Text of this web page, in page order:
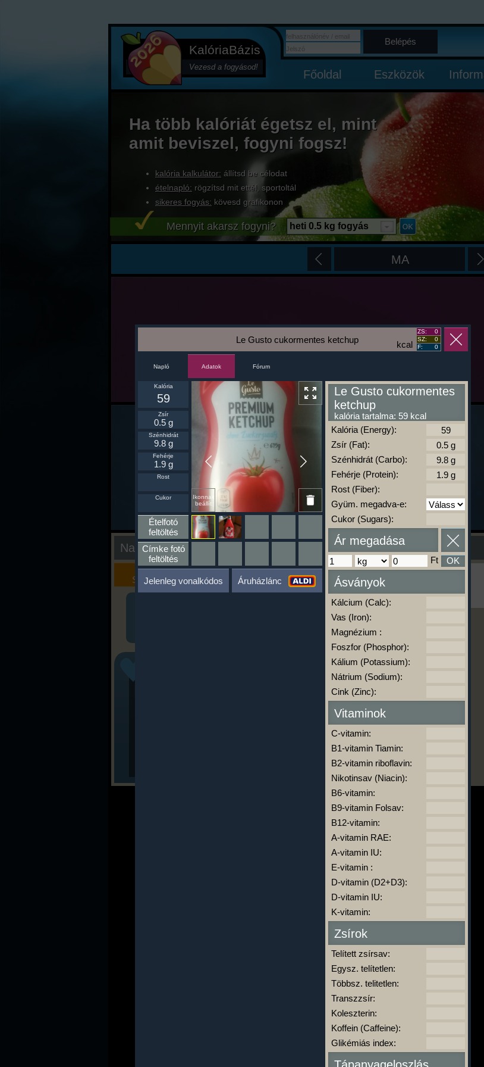
KalóriaBázis
Vezesd a fogyásod!
Belépés
Főoldal Eszközök
Ha több kalóriát égetsz el, mint
amit beviszel, fogyni fogsz!
kalória kalkulátor: állítsd be célodat
ételnapló: rögzítsd mit ettél, sportoltál
sikeres fogyás: kövesd grafikonon
Mennyit akarsz fogyni? heti 0.5 kg fogyás
MA
Nap kiértékelése
Kalória
Szimulátor
Szöveges
Értékelés
Ha ma már nem eszel/sportolsz többet,
kattints a kiértékelésre!
A Kalória Szimulátor Prémium funkció.
kalóriabázis.hu
-
kcal
Le Gusto cukormentes ketchup
ZS:
0
SZ:
0
F:
0
Napló Adatok Fórum
Ikonnak
beállít
Kalória
59
Zsír
0.5 g
Szénhidrát
9.8 g
Fehérje
1.9 g
Rost
Cukor
Ételfotó
feltöltés
Címke fotó
feltöltés
Jelenleg vonalkódos Áruházlánc
Le Gusto cukormentes
ketchup
kalória tartalma: 59 kcal
Kalória (Energy):
Zsír (Fat):
Szénhidrát (Carbo):
Fehérje (Protein):
Rost (Fiber):
Gyüm. megadva-e:
Cukor (Sugars):
Ár megadása
Ft OK
Ásványok
Kálcium (Calc):
Vas (Iron):
Magnézium :
Foszfor (Phosphor):
Kálium (Potassium):
Nátrium (Sodium):
Cink (Zinc):
Vitaminok
C-vitamin:
B1-vitamin Tiamin:
B2-vitamin riboflavin:
Nikotinsav (Niacin):
B6-vitamin:
B9-vitamin Folsav:
B12-vitamin:
A-vitamin RAE:
A-vitamin IU:
E-vitamin :
D-vitamin (D2+D3):
D-vitamin IU:
K-vitamin:
Zsírok
Telített zsírsav:
Egysz. telítetlen:
Többsz. telitetlen:
Transzzsír:
Koleszterin:
Koffein (Caffeine):
Glikémiás index: